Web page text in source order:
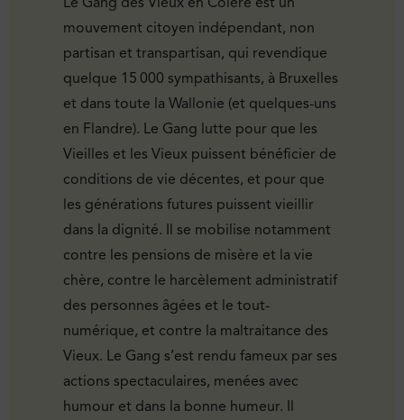
mouvement citoyen indépendant, non
partisan et transpartisan, qui revendique
quelque 15 000 sympathisants, à Bruxelles
et dans toute la Wallonie (et quelques-uns
en Flandre). Le Gang lutte pour que les
Vieilles et les Vieux puissent bénéficier de
conditions de vie décentes, et pour que
les générations futures puissent vieillir
dans la dignité. Il se mobilise notamment
contre les pensions de misère et la vie
chère, contre le harcèlement administratif
des personnes âgées et le tout-
numérique, et contre la maltraitance des
Vieux. Le Gang s’est rendu fameux par ses
actions spectaculaires, menées avec
humour et dans la bonne humeur. Il